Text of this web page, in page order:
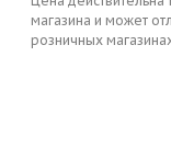
магазина и может
розничных